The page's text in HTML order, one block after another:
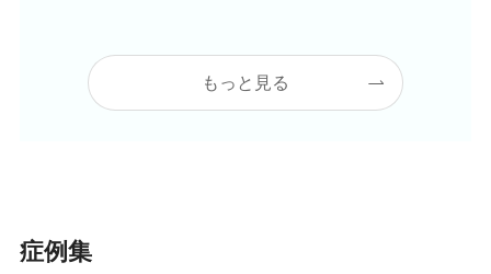
もっと見る
症例集